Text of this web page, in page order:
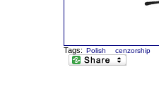
Tags: Polish cenzorship